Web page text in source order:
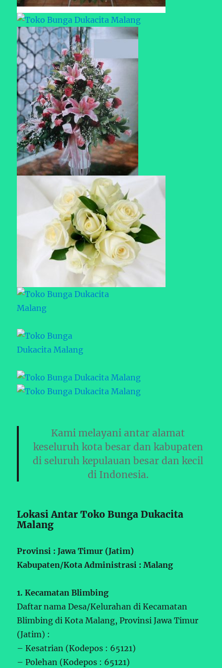
Kami melayani antar alamat
keseluruh kota besar dan kabupaten
di seluruh kepulauan besar dan kecil
di Indonesia.
Lokasi Antar Toko Bunga Dukacita
Malang
Provinsi : Jawa Timur (Jatim)
Kabupaten/Kota Administrasi : Malang
1. Kecamatan Blimbing
Daftar nama Desa/Kelurahan di Kecamatan
Blimbing di Kota Malang, Provinsi Jawa Timur
(Jatim) :
– Kesatrian (Kodepos : 65121)
– Polehan (Kodepos : 65121)